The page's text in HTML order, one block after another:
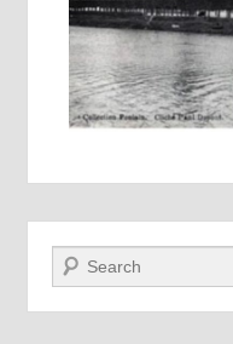
Recherche